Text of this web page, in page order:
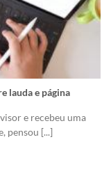
lauda e página
e recebeu uma
pensou [...]